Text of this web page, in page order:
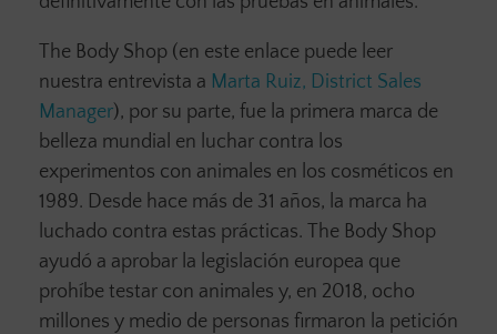
The Body Shop (en este enlace puede leer
nuestra entrevista a Marta Ruiz, District Sales
Manager), por su parte, fue la primera marca de
belleza mundial en luchar contra los
experimentos con animales en los cosméticos en
1989. Desde hace más de 31 años, la marca ha
luchado contra estas prácticas. The Body Shop
ayudó a aprobar la legislación europea que
prohíbe testar con animales y, en 2018, ocho
millones y medio de personas firmaron la petición